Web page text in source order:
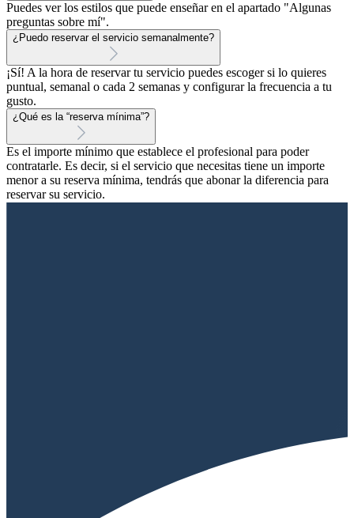
Puedes ver los estilos que puede enseñar en el apartado "Algunas
preguntas sobre mí".
¿Puedo reservar el servicio semanalmente?
¡Sí! A la hora de reservar tu servicio puedes escoger si lo quieres
puntual, semanal o cada 2 semanas y configurar la frecuencia a tu
gusto.
¿Qué es la “reserva mínima”?
Es el importe mínimo que establece el profesional para poder
contratarle. Es decir, si el servicio que necesitas tiene un importe
menor a su reserva mínima, tendrás que abonar la diferencia para
reservar su servicio.